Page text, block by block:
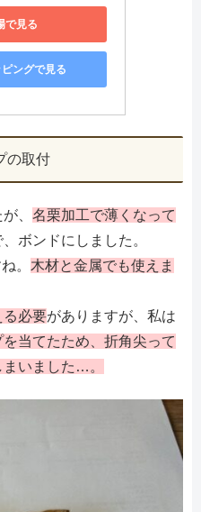
で見る
ングで見る
の取付
、 名栗加工で薄くなって
ボンドにしました。
。 木材と金属でも使えま
る必要がありますが、私は
当てたため、折角尖って
いました…。